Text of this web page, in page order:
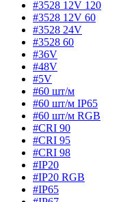
#3528 12V 120
#3528 12V 60
#3528 24V
#3528 60
#36V
#48V
#5V
#60 шт/м
#60 шт/м IP65
#60 шт/м RGB
#CRI 90
#CRI 95
#CRI 98
#IP20
#IP20 RGB
#IP65